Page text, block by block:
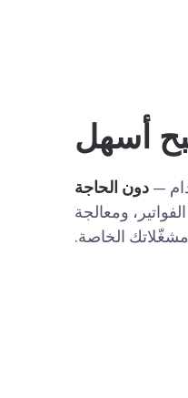
أسهل
— دون الحاجة
ومعالجة
الخاصة.